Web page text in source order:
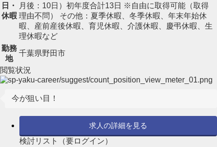
日・
休暇
月後：10日）初年度合計13日 ※自由に取得可能（取得
理由不問） その他：夏季休暇、冬季休暇、年末年始休
暇、産前産後休暇、育児休暇、介護休暇、慶弔休暇、生
理休暇など
勤務
地
千葉県野田市
閲覧状況
今が狙い目！
求人の詳細を見る
検討リスト（要ログイン）